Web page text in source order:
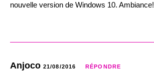
nouvelle version de Windows 10. Ambiance!
Anjoco 21/08/2016 RÉPONDRE